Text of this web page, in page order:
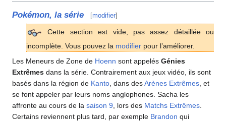
Pokémon, la série [modifier]
Cette section est vide, pas assez détaillée ou
incomplète. Vous pouvez la modifier pour l’améliorer.
Les Meneurs de Zone de Hoenn sont appelés Génies
Extrêmes dans la série. Contrairement aux jeux vidéo, ils sont
basés dans la région de Kanto , dans desArènes Extrêmes , et
se font appeler par leurs noms anglophones. Sacha les
affronte au cours de la saison 9 , lors des Matchs Extrêmes
Certains reviennent plus tard, par exemple Brandon qui